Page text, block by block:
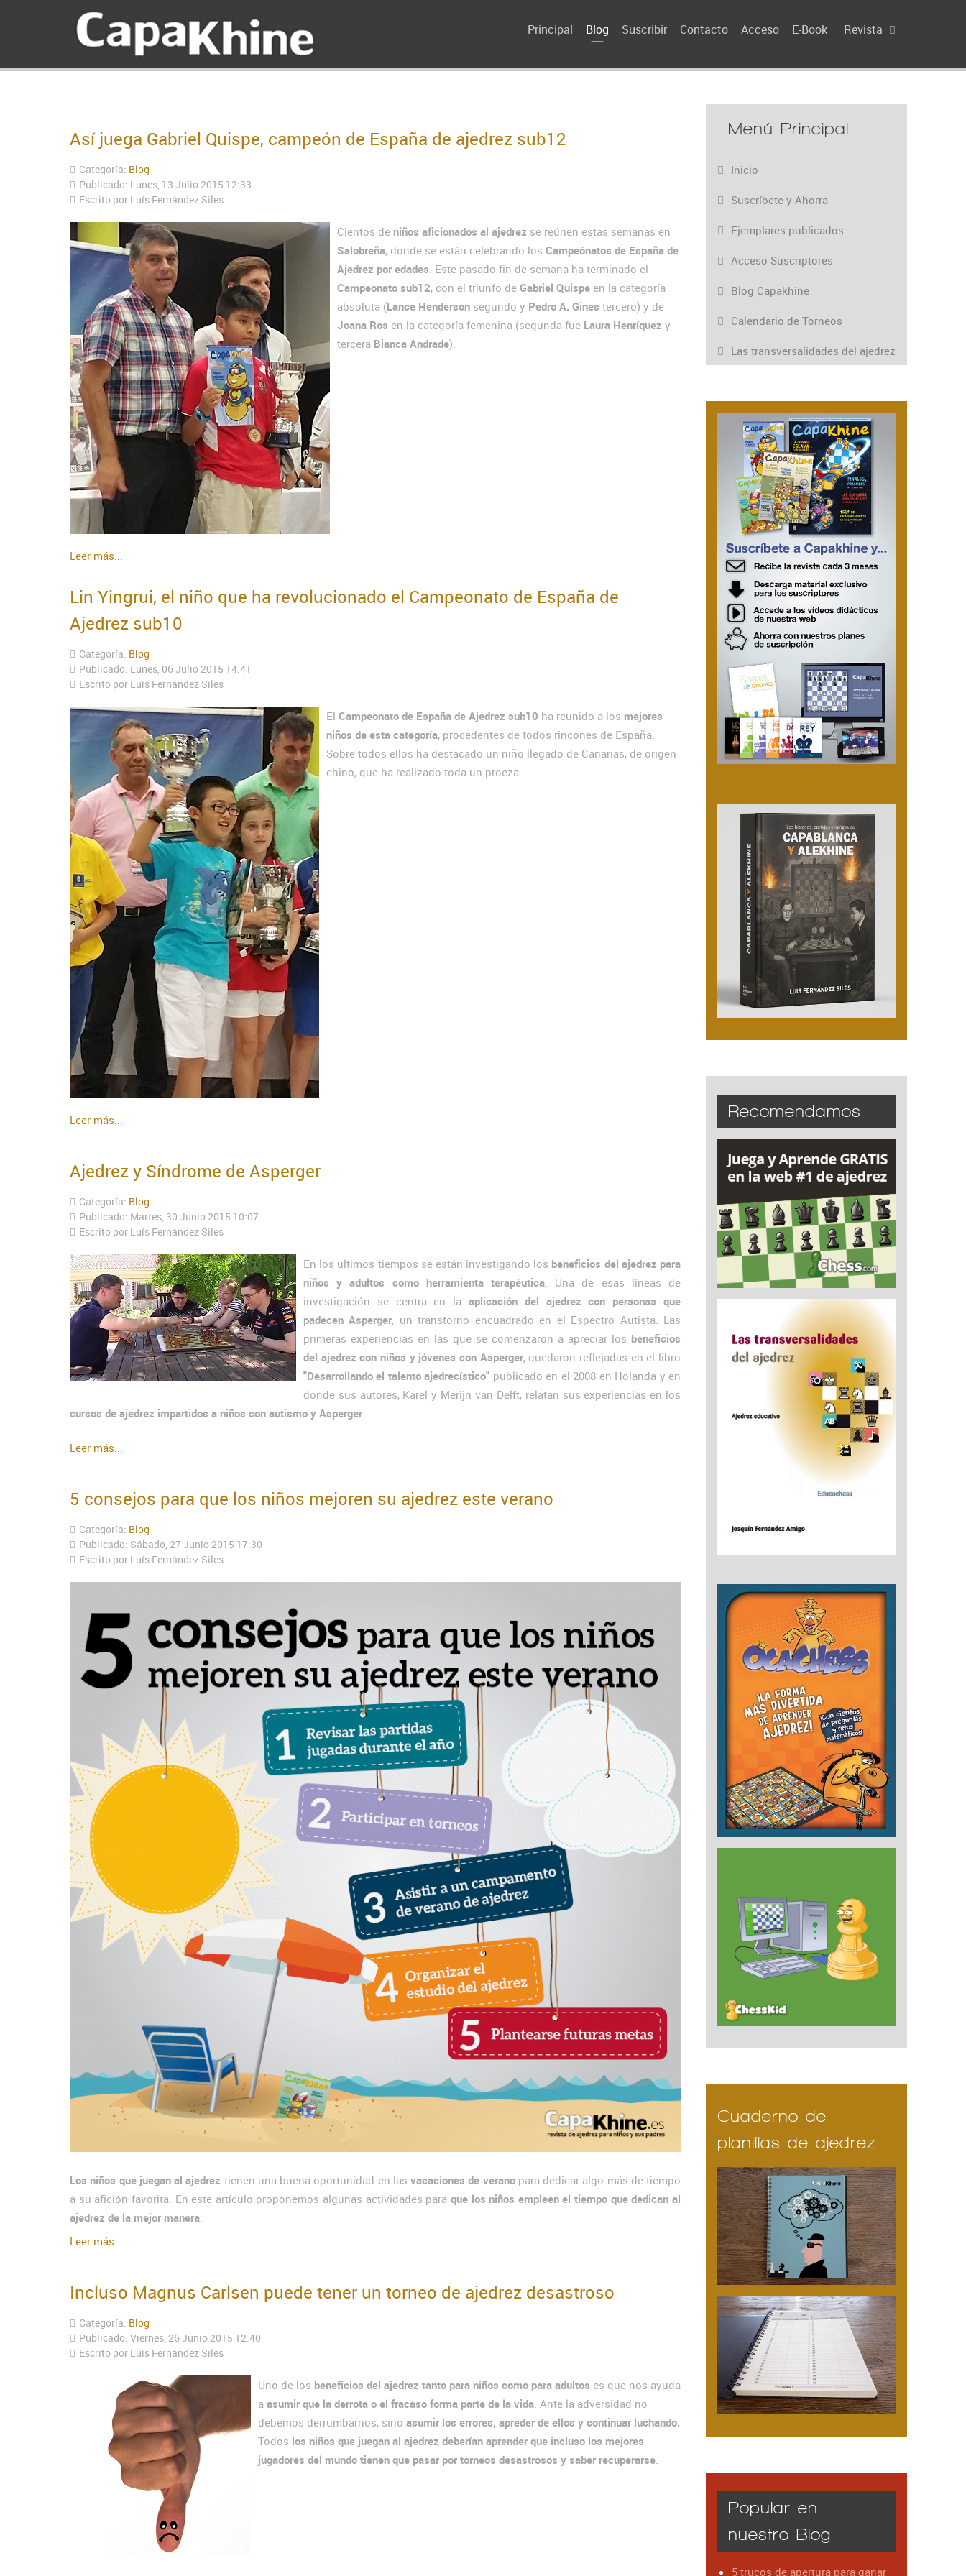
Principal Blog Suscribir Contacto Acceso E-Book Revista
Así juega Gabriel Quispe, campeón de España de ajedrez sub12
Categoría: Blog
Publicado: Lunes, 13 Julio 2015 12:33
Escrito por Luís Fernández Siles
Cientos de niños aficionados al ajedrez se reúnen estas semanas en
Salobreña, donde se están celebrando los Campeónatos de España de
Ajedrez por edades . Este pasado fin de semana ha terminado el
Campeonato sub12, con el triunfo de Gabriel Quispe en la categoría
absoluta (Lance Henderson segundo y Pedro A. Gines tercero) y de
Joana Ros en la categoría femenina (segunda fue Laura Henríquez y
tercera Bianca Andrade).
Leer más...
Lin Yingrui, el niño que ha revolucionado el Campeonato de España de
Ajedrez sub10
Categoría: Blog
Publicado: Lunes, 06 Julio 2015 14:41
Escrito por Luís Fernández Siles
El Campeonato de España de Ajedrez sub10 ha reunido a los mejores
niños de esta categoría, procedentes de todos rincones de España.
Sobre todos ellos ha destacado un niño llegado de Canarias, de origen
chino, que ha realizado toda un proeza.
Leer más...
Ajedrez y Síndrome de Asperger
Categoría: Blog
Publicado: Martes, 30 Junio 2015 10:07
Escrito por Luís Fernández Siles
En los últimos tiempos se están investigando los beneficios del ajedrez para
niños y adultos como herramienta terapéutica . Una de esas líneas de
investigación se centra en la aplicación del ajedrez con personas que
padecen Asperger, un transtorno encuadrado en el Espectro Autista. Las
primeras experiencias en las que se comenzaron a apreciar los beneficios
del ajedrez con niños y jóvenes con Asperger, quedaron reflejadas en el libro
"Desarrollando el talento ajedrecístico" publicado en el 2008 en Holanda y en
donde sus autores, Karel y Merijn van Delft, relatan sus experiencias en los
cursos de ajedrez impartidos a niños con autismo y Asperger
Leer más...
5 consejos para que los niños mejoren su ajedrez este verano
Categoría: Blog
Publicado: Sábado, 27 Junio 2015 17:30
Escrito por Luís Fernández Siles
Los niños que juegan al ajedrez tienen una buena oportunidad en las vacaciones de veranopara dedicar algo más de tiempo
a su afición favorita. En este artículo proponemos algunas actividades para que los niños empleen el tiempo que dedican al
ajedrez de la mejor manera
Leer más...
Incluso Magnus Carlsen puede tener un torneo de ajedrez desastroso
Categoría: Blog
Publicado: Viernes, 26 Junio 2015 12:40
Escrito por Luís Fernández Siles
Uno de los beneficios del ajedrez tanto para niños como para adultos es que nos ayuda
a asumir que la derrota o el fracaso forma parte de la vida . Ante la adversidad no
debemos derrumbarnos, sino asumir los errores, apreder de ellos y continuar luchando.
Todos los niños que juegan al ajedrez deberían aprender que incluso los mejores
jugadores del mundo tienen que pasar por torneos desastrosos y saber recuperarse
Menú Principal
Inicio
Suscríbete y Ahorra
Ejemplares publicados
Acceso Suscriptores
Blog Capakhine
Calendario de Torneos
Las transversalidades del ajedrez
Recomendamos
Cuaderno de
planillas de ajedrez
Popular en
nuestro Blog
5 trucos de apertura para ganar